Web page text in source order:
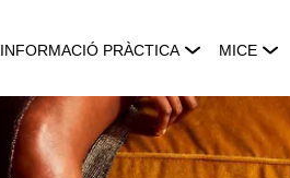
INFORMACIÓ PRÀCTICA MICE